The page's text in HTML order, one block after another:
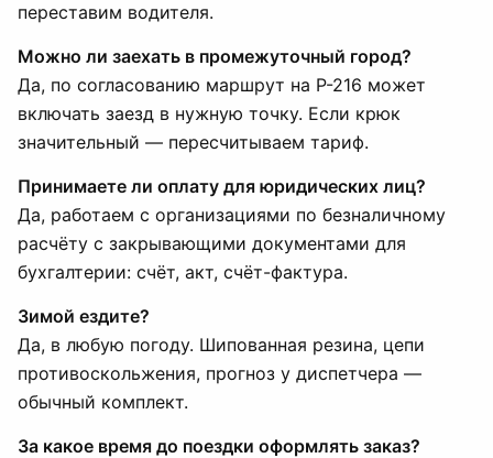
переставим водителя.
Можно ли заехать в промежуточный город?
Да, по согласованию маршрут на Р-216 может
включать заезд в нужную точку. Если крюк
значительный — пересчитываем тариф.
Принимаете ли оплату для юридических лиц?
Да, работаем с организациями по безналичному
расчёту с закрывающими документами для
бухгалтерии: счёт, акт, счёт-фактура.
Зимой ездите?
Да, в любую погоду. Шипованная резина, цепи
противоскольжения, прогноз у диспетчера —
обычный комплект.
За какое время до поездки оформлять заказ?